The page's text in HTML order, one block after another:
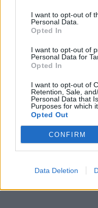
I want to opt-out of
Personal Data.
Opted In
I want to opt-out of
Personal Data for
Opted In
I want to opt-out of
Retention, Sale,
Personal Data that
Purposes for which
Opted Out
CONFIRM
Data Deletion
Užsidirbti į Kauną
nužudymą – ilga nelaisvė
Žinios | Kriminalai
Meilė futbolui pakeitė
Vilkiją visoje Lietuvoje
Žinios | Sportas
Į kaltinamųjų suolą